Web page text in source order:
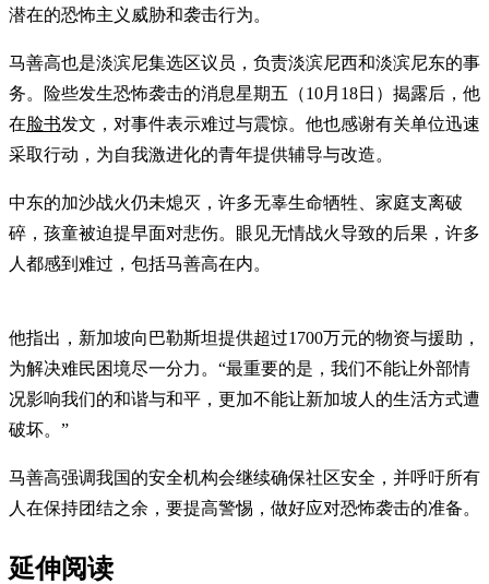
潜在的恐怖主义威胁和袭击行为。
马善高也是淡滨尼集选区议员，负责淡滨尼西和淡滨尼东的事
务。险些发生恐怖袭击的消息星期五（10月18日）揭露后，他
在脸书发文，对事件表示难过与震惊。他也感谢有关单位迅速
采取行动，为自我激进化的青年提供辅导与改造。
中东的加沙战火仍未熄灭，许多无辜生命牺牲、家庭支离破
碎，孩童被迫提早面对悲伤。眼见无情战火导致的后果，许多
人都感到难过，包括马善高在内。
他指出，新加坡向巴勒斯坦提供超过1700万元的物资与援助，
为解决难民困境尽一分力。“最重要的是，我们不能让外部情
况影响我们的和谐与和平，更加不能让新加坡人的生活方式遭
破坏。”
马善高强调我国的安全机构会继续确保社区安全，并呼吁所有
人在保持团结之余，要提高警惕，做好应对恐怖袭击的准备。
延伸阅读